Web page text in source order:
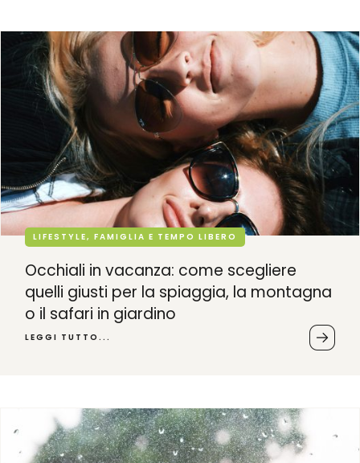
LIFESTYLE, FAMIGLIA E TEMPO LIBERO
Occhiali in vacanza: come scegliere
quelli giusti per la spiaggia, la montagna
o il safari in giardino
LEGGI TUTTO...